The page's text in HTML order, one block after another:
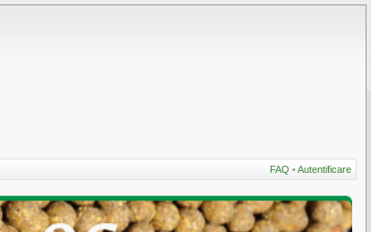
FAQ •Autentificare